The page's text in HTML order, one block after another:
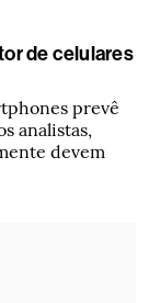
de celulares
prevê
analistas,
devem